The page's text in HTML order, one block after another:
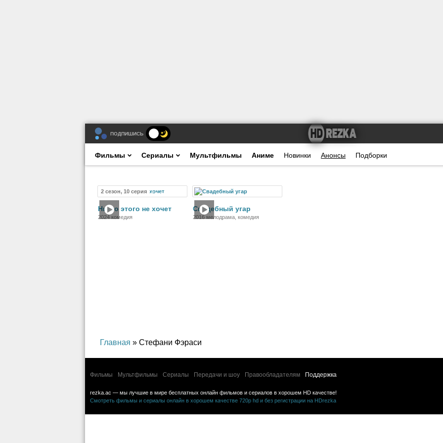
ПОДПИШИСЬ
Фильмы Сериалы Мультфильмы Аниме Новинки Анонсы Подборки
2 сезон, 10 серия Сериал
Никто этого не хочет
2024 комедия
Свадебный угар
2016 мелодрама, комедия
Главная » Стефани Фэраси
Фильмы Мультфильмы Сериалы Передачи и шоу Правообладателям Поддержка
rezka.ac — мы лучшие в мире бесплатных онлайн фильмов и сериалов в хорошем HD качестве!
Смотреть фильмы и сериалы онлайн в хорошем качестве 720p hd и без регистрации на HDrezka